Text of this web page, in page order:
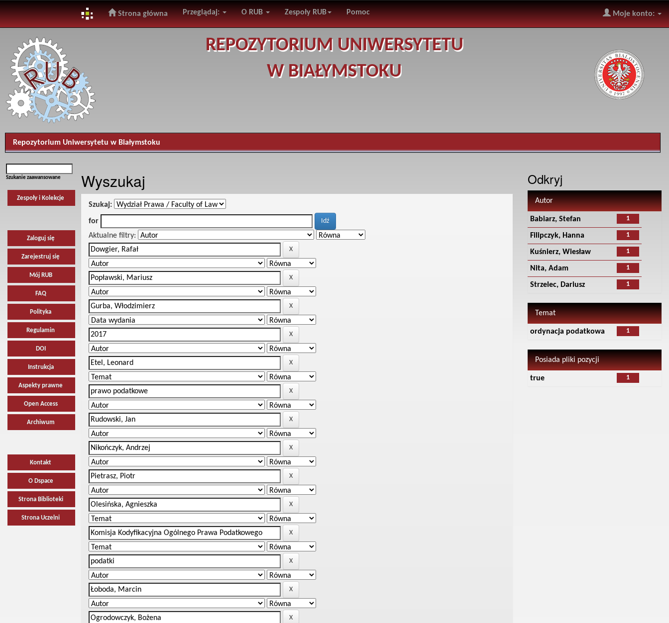
navigation
Strona główna Przeglądaj: O RUB Zespoły RUB Pomoc Moje konto:
REPOZYTORIUM UNIWERSYTETU
W BIAŁYMSTOKU
Repozytorium Uniwersytetu w Białymstoku
Szukanie zaawansowane
Zespoły i Kolekcje
Zaloguj się
Zarejestruj się
Mój RUB
FAQ
Polityka
Regulamin
DOI
Instrukcja
Aspekty prawne
Open Access
Archiwum
Kontakt
O Dspace
Strona Biblioteki
Strona Uczelni
Wyszukaj
Szukaj:
for
Aktualne filtry:
Odkryj
Autor
1
Babiarz, Stefan
1
Filipczyk, Hanna
1
Kuśnierz, Wiesław
1
Nita, Adam
1
Strzelec, Dariusz
Temat
1
ordynacja podatkowa
Posiada pliki pozycji
1
true